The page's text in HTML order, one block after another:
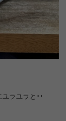
ラユラと・・